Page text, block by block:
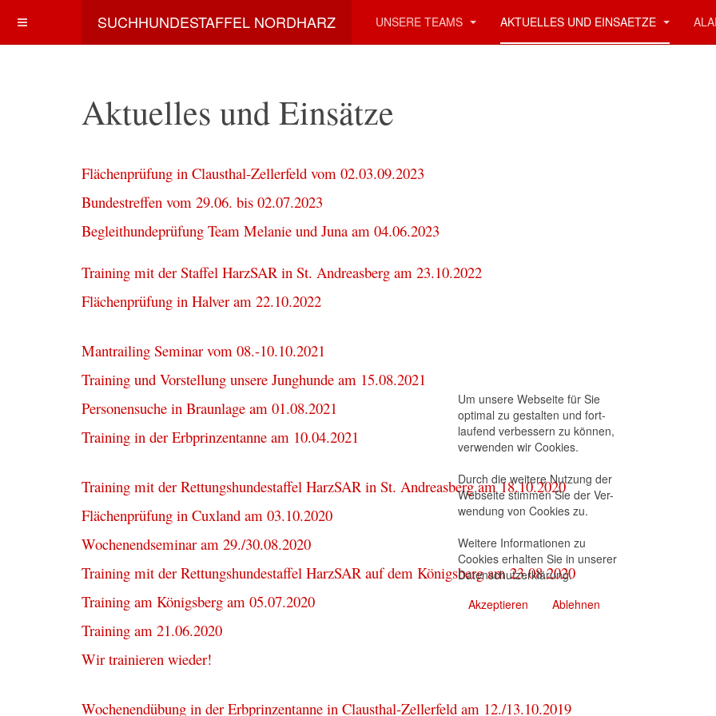
SUCHHUNDESTAFFEL NORDHARZ UNSERE TEAMS AKTUELLES UND EINSAETZE
Aktuelles und Einsätze
Flächenprüfung in Clausthal-Zellerfeld vom 02.03.09.2023
Bundestreffen vom 29.06. bis 02.07.2023
Begleithundeprüfung Team Melanie und Juna am 04.06.2023
Training mit der Staffel HarzSAR in St. Andreasberg am 23.10.2022
Flächenprüfung in Halver am 22.10.2022
Mantrailing Seminar vom 08.-10.10.2021
Training und Vorstellung unsere Junghunde am 15.08.2021
Personensuche in Braunlage am 01.08.2021
Training in der Erbprinzentanne am 10.04.2021
Training mit der Rettungshundestaffel HarzSAR in St. Andreasberg am 18.10.2020
Flächenprüfung in Cuxland am 03.10.2020
Wochenendseminar am 29./30.08.2020
Training mit der Rettungshundestaffel HarzSAR auf dem Königsberg am 23.08.2020
Training am Königsberg am 05.07.2020
Training am 21.06.2020
Wir trainieren wieder!
Wochenendübung in der Erbprinzentanne in Clausthal-Zellerfeld am 12./13.10.2019
Um unsere Webseite für Sie
optimal zu gestalten und fort-
laufend verbessern zu können,
verwenden wir Cookies.
Durch die weitere Nutzung der
Webseite stimmen Sie der Ver-
wendung von Cookies zu.
Weitere Informationen zu
Cookies erhalten Sie in unserer
Datenschutzerklärung.
Akzeptieren
Ablehnen